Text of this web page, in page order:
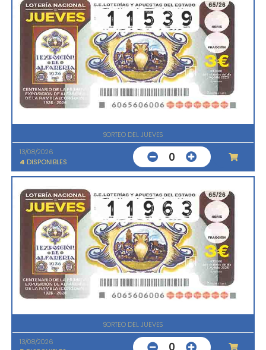
SORTEO DEL JUEVES
13/08/2026
4 DISPONIBLES 0
SORTEO DEL JUEVES
13/08/2026